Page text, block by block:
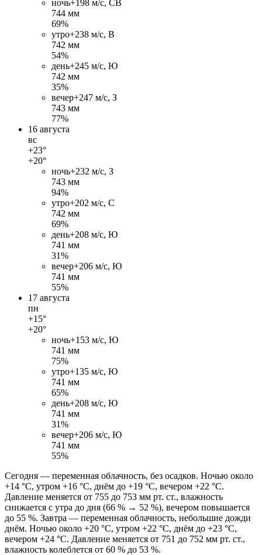
ночь+198 м/c, СВ
744 мм
69%
утро+238 м/c, В
742 мм
54%
день+245 м/c, Ю
742 мм
35%
вечер+247 м/c, З
743 мм
77%
16 августа
вс
+23°
+20°
ночь+232 м/c, З
743 мм
94%
утро+202 м/c, С
742 мм
69%
день+208 м/c, Ю
741 мм
31%
вечер+206 м/c, Ю
741 мм
55%
17 августа
пн
+15°
+20°
ночь+153 м/c, Ю
741 мм
75%
утро+135 м/c, Ю
741 мм
65%
день+208 м/c, Ю
741 мм
31%
вечер+206 м/c, Ю
741 мм
55%
Сегодня — переменная облачность, без осадков. Ночью около
+14 °C, утром +16 °C, днём до +19 °C, вечером +22 °C.
Давление меняется от 755 до 753 мм рт. ст., влажность
снижается с утра до дня (66 % → 52 %), вечером повышается
до 55 %. Завтра — переменная облачность, небольшие дожди
днём. Ночью около +20 °C, утром +22 °C, днём до +23 °C,
вечером +24 °C. Давление меняется от 751 до 752 мм рт. ст.,
влажность колеблется от 60 % до 53 %.